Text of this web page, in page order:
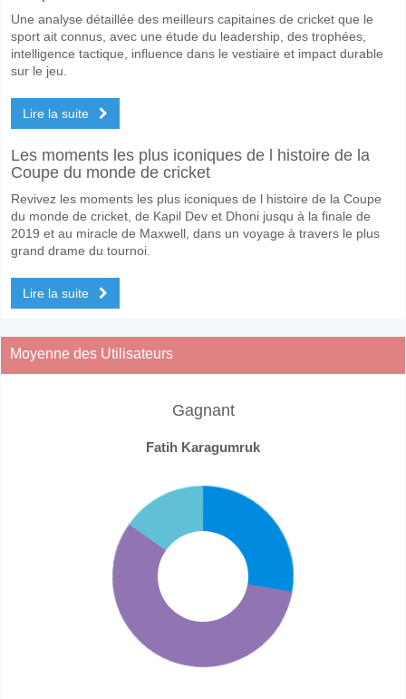
Une analyse détaillée des meilleurs capitaines de cricket que le
sport ait connus, avec une étude du leadership, des trophées,
intelligence tactique, influence dans le vestiaire et impact durable
sur le jeu.
Lire la suite
Les moments les plus iconiques de l histoire de la
Coupe du monde de cricket
Revivez les moments les plus iconiques de l histoire de la Coupe
du monde de cricket, de Kapil Dev et Dhoni jusqu à la finale de
2019 et au miracle de Maxwell, dans un voyage à travers le plus
grand drame du tournoi.
Lire la suite
Moyenne des Utilisateurs
Gagnant
Fatih Karagumruk